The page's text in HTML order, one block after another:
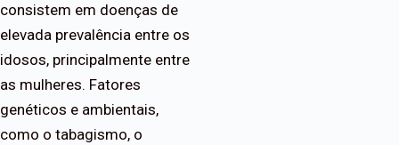
consistem em doenças de
elevada prevalência entre os
idosos, principalmente entre
as mulheres. Fatores
genéticos e ambientais,
como o tabagismo, o